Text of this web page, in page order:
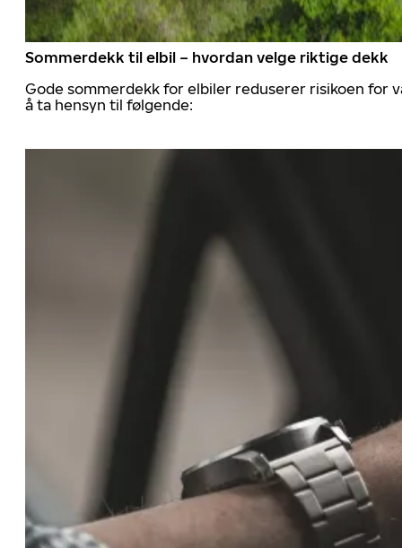
Sommerdekk til elbil – hvordan velge riktige dekk
Gode sommerdekk for elbiler reduserer risikoen for
å ta hensyn til følgende: